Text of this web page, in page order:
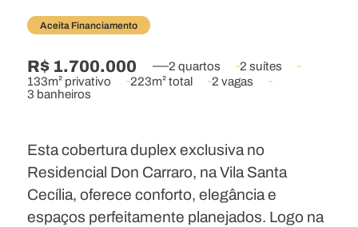
Aceita Financiamento
R$ 1.700.000 2 quartos
2 suítes
133m² privativo
223m² total
2 vagas
3 banheiros
Esta cobertura duplex exclusiva no
Residencial Don Carraro, na Vila Santa
Cecília, oferece conforto, elegância e
espaços perfeitamente planejados. Logo na